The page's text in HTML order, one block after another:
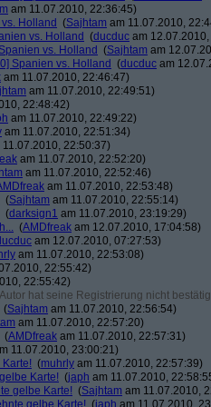
am 11.07.2010, 22:36:45)
Holland (Sajhtam am 11.07.2010,
vs. Holland (ducduc am
vs. Holland (Sajhtam am
Spanien vs. Holland (ducduc am
am 11.07.2010, 22:46:47)
am 11.07.2010, 22:49:51)
22:48:42)
am 11.07.2010, 22:49:22)
am 11.07.2010, 22:51:34)
11.07.2010, 22:50:37)
am 11.07.2010, 22:52:20)
am 11.07.2010, 22:52:46)
am 11.07.2010, 22:53:48)
(Sajhtam am 11.07.2010, 22:55:14)
(darksign1 am 11.07.2010, 23:19:29)
(AMDfreak am 12.07.2010, 17:04:58)
am 12.07.2010, 07:27:53)
am 11.07.2010, 22:53:08)
22:55:42)
22:55:42)
hat seine Registrierung nicht
(Sajhtam am 11.07.2010, 22:56:54)
am 11.07.2010, 22:57:20)
(AMDfreak am 11.07.2010, 22:57:31)
11.07.2010, 23:00:21)
(muhrly am 11.07.2010, 22:57:39)
Karte! (japh am 11.07.2010,
gelbe Karte! (Sajhtam am 11.07.2010,
gelbe Karte! (japh am 11.07.2010,